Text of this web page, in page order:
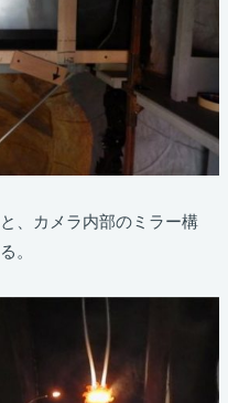
、カメラ内部のミラー構
。